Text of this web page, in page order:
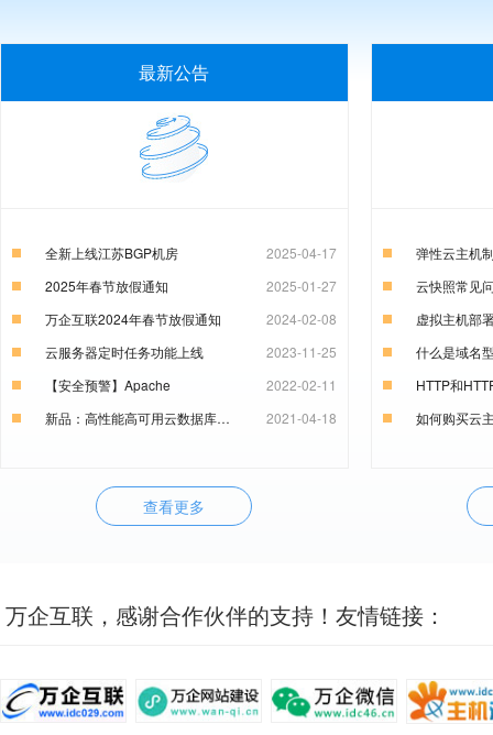
最新公告
全新上线江苏BGP机房
2025-04-17
2025年春节放假通知
2025-01-27
万企互联2024年春节放假通知
2024-02-08
云服务器定时任务功能上线
2023-11-25
【安全预警】Apache
2022-02-11
新品：高性能高可用云数据库RDS
2021-04-18
查看更多
弹性云主机
云快照常见
如何购买云
万企互联，感谢合作伙伴的支持！友情链接：